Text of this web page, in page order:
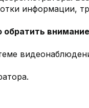
информации,